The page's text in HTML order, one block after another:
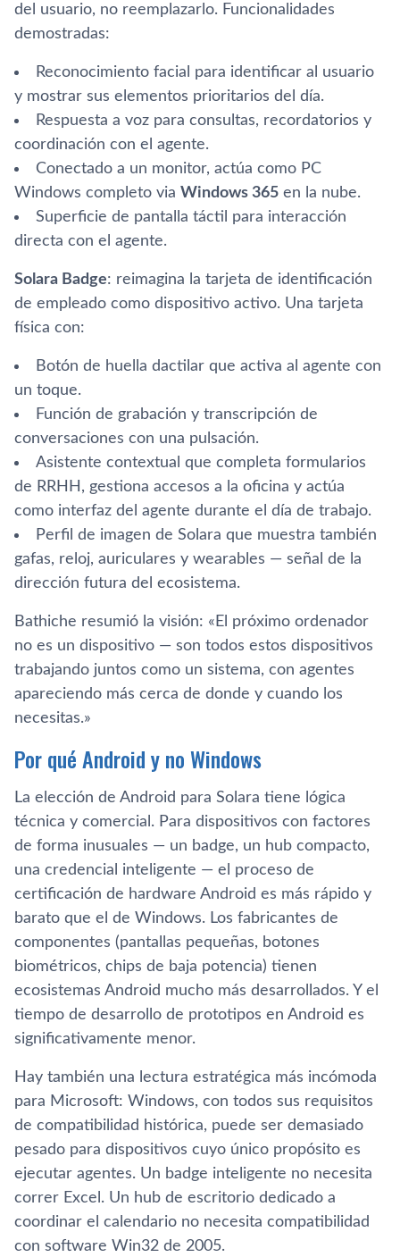
del usuario, no reemplazarlo. Funcionalidades
demostradas:
Reconocimiento facial para identificar al usuario
y mostrar sus elementos prioritarios del día.
Respuesta a voz para consultas, recordatorios y
coordinación con el agente.
Conectado a un monitor, actúa como PC
Windows completo via Windows 365 en la nube.
Superficie de pantalla táctil para interacción
directa con el agente.
Solara Badge: reimagina la tarjeta de identificación
de empleado como dispositivo activo. Una tarjeta
física con:
Botón de huella dactilar que activa al agente con
un toque.
Función de grabación y transcripción de
conversaciones con una pulsación.
Asistente contextual que completa formularios
de RRHH, gestiona accesos a la oficina y actúa
como interfaz del agente durante el día de trabajo.
Perfil de imagen de Solara que muestra también
gafas, reloj, auriculares y wearables — señal de la
dirección futura del ecosistema.
Bathiche resumió la visión: «El próximo ordenador
no es un dispositivo — son todos estos dispositivos
trabajando juntos como un sistema, con agentes
apareciendo más cerca de donde y cuando los
necesitas.»
Por qué Android y no Windows
La elección de Android para Solara tiene lógica
técnica y comercial. Para dispositivos con factores
de forma inusuales — un badge, un hub compacto,
una credencial inteligente — el proceso de
certificación de hardware Android es más rápido y
barato que el de Windows. Los fabricantes de
componentes (pantallas pequeñas, botones
biométricos, chips de baja potencia) tienen
ecosistemas Android mucho más desarrollados. Y el
tiempo de desarrollo de prototipos en Android es
significativamente menor.
Hay también una lectura estratégica más incómoda
para Microsoft: Windows, con todos sus requisitos
de compatibilidad histórica, puede ser demasiado
pesado para dispositivos cuyo único propósito es
ejecutar agentes. Un badge inteligente no necesita
correr Excel. Un hub de escritorio dedicado a
coordinar el calendario no necesita compatibilidad
con software Win32 de 2005.